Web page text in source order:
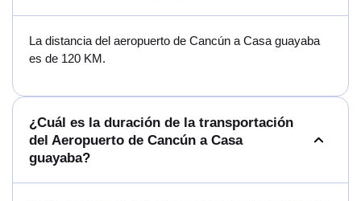
La distancia del aeropuerto de Cancún a Casa guayaba
es de 120 KM.
¿Cuál es la duración de la transportación
del Aeropuerto de Cancún a Casa
guayaba?